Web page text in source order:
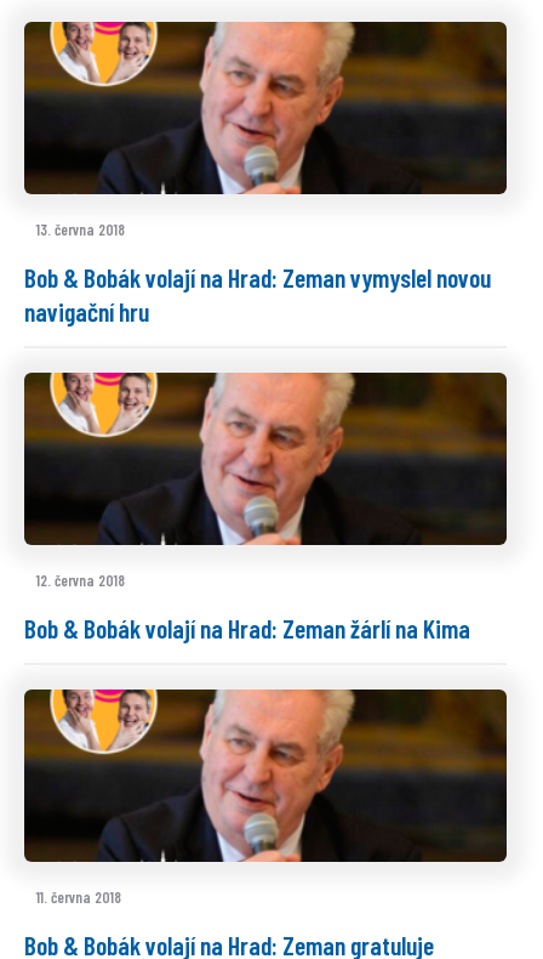
13. června 2018
Bob & Bobák volají na Hrad: Zeman vymyslel novou
navigační hru
12. června 2018
Bob & Bobák volají na Hrad: Zeman žárlí na Kima
11. června 2018
Bob & Bobák volají na Hrad: Zeman gratuluje